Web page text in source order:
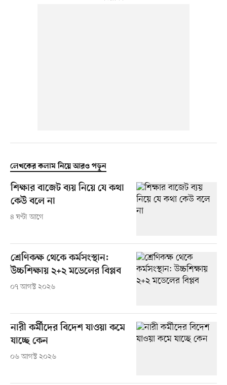
লেখকের কলাম নিয়ে আরও পড়ুন
শিক্ষার বাজেট ব্যয় নিয়ে যে কথা
কেউ বলে না
৪ ঘণ্টা আগে
শ্রেণিকক্ষ থেকে কর্মসংস্থান:
উচ্চশিক্ষায় ২+২ মডেলের বিপ্লব
০৭ আগস্ট ২০২৬
নারী কর্মীদের বিদেশ যাওয়া কমে
যাচ্ছে কেন
০৬ আগস্ট ২০২৬